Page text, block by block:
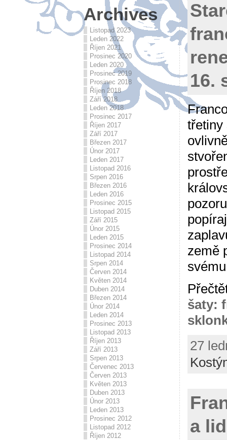
Archives
Listopad 2023
Leden 2022
Říjen 2021
Prosinec 2020
Leden 2020
Prosinec 2019
Prosinec 2018
Říjen 2018
Září 2018
Leden 2018
Prosinec 2017
Říjen 2017
Září 2017
Březen 2017
Únor 2017
Leden 2017
Listopad 2016
Srpen 2016
Březen 2016
Leden 2016
Prosinec 2015
Listopad 2015
Září 2015
Únor 2015
Leden 2015
Prosinec 2014
Listopad 2014
Srpen 2014
Červen 2014
Květen 2014
Duben 2014
Březen 2014
Únor 2014
Leden 2014
Prosinec 2013
Listopad 2013
Říjen 2013
Září 2013
Srpen 2013
Červenec 2013
Červen 2013
Květen 2013
Duben 2013
Únor 2013
Leden 2013
Prosinec 2012
Listopad 2012
Říjen 2012
16.
třetiny
země
šaty:
27
a